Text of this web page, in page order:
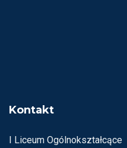
Kontakt
I Liceum Ogólnokształcące